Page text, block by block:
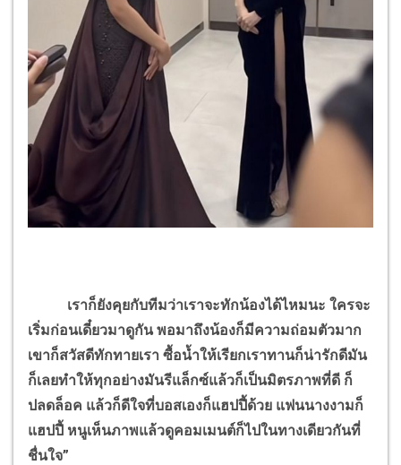
เราก็ยังคุยกับทีมว่าเราจะทักน้องได้ไหมนะ ใครจะ
เริ่มก่อนเดี๋ยวมาดูกัน พอมาถึงน้องก็มีความถ่อมตัวมาก
เขาก็สวัสดีทักทายเรา ซื้อน้ำให้เรียกเราทานก็น่ารักดีมัน
ก็เลยทำให้ทุกอย่างมันรีแล็กซ์แล้วก็เป็นมิตรภาพที่ดี ก็
ปลดล็อค แล้วก็ดีใจที่บอสเองก็แฮปปี้ด้วย แฟนนางงามก็
แฮปปี้ หนูเห็นภาพแล้วดูคอมเมนต์ก็ไปในทางเดียวกันที่
ชื่นใจ”